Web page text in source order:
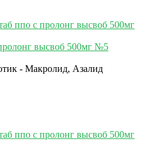
высвоб 500мг №5
- Макролид, Азалид